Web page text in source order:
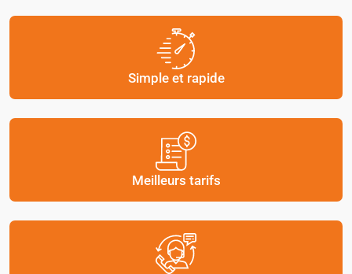
Simple et rapide
Meilleurs tarifs